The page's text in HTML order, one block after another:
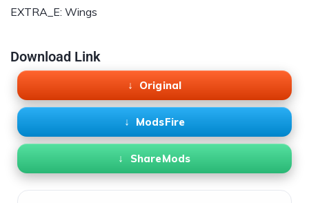
EXTRA_E: Wings
Download Link
Original
ModsFire
ShareMods